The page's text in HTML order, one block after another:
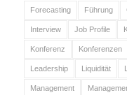
Forecasting Führung
Interview Job Profile
Konferenz Konferenzen
Leadership Liquidität
Management